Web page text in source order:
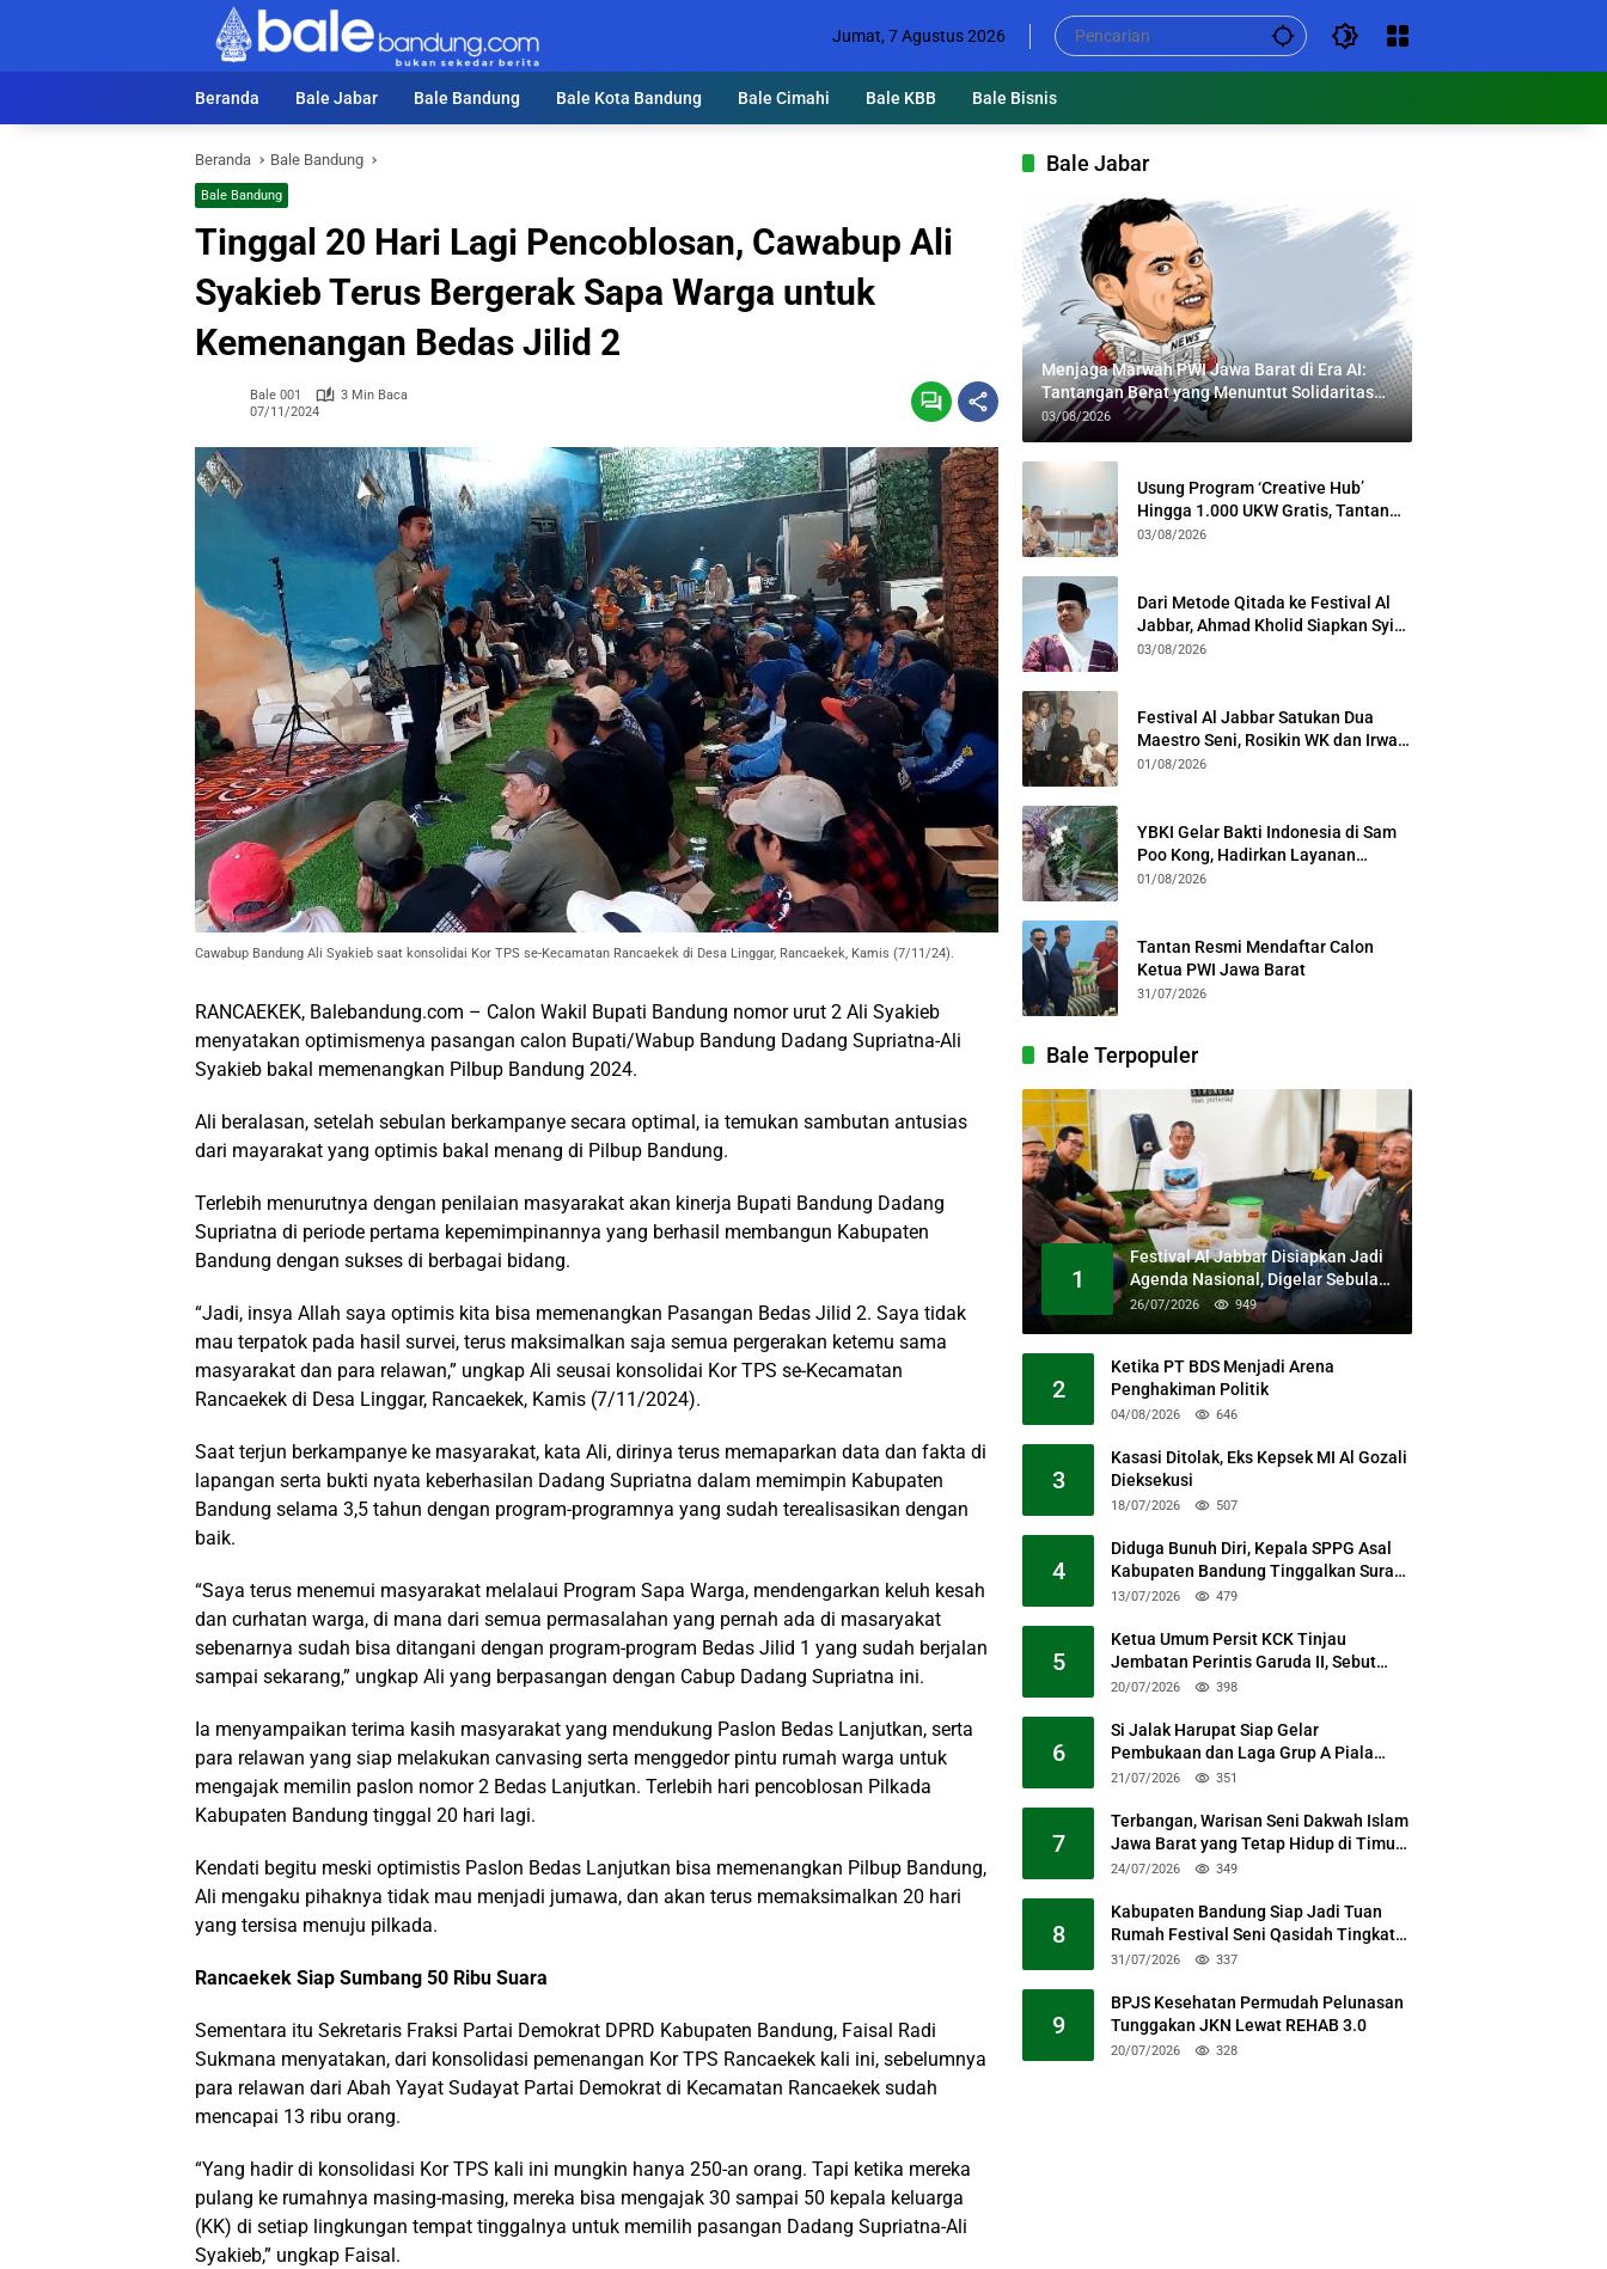
Jumat, 7 Agustus 2026
Beranda Bale Jabar Bale Bandung Bale Kota Bandung Bale Cimahi Bale KBB Bale Bisnis
Beranda Bale Bandung
Bale Bandung
Tinggal 20 Hari Lagi Pencoblosan, Cawabup Ali
Syakieb Terus Bergerak Sapa Warga untuk
Kemenangan Bedas Jilid 2
Bale 001
3 Min Baca
07/11/2024
Cawabup Bandung Ali Syakieb saat konsolidai Kor TPS se-Kecamatan Rancaekek di Desa Linggar, Rancaekek, Kamis (7/11/24).
RANCAEKEK, Balebandung.com – Calon Wakil Bupati Bandung nomor urut 2 Ali Syakieb
menyatakan optimismenya pasangan calon Bupati/Wabup Bandung Dadang Supriatna-Ali
Syakieb bakal memenangkan Pilbup Bandung 2024.
Ali beralasan, setelah sebulan berkampanye secara optimal, ia temukan sambutan antusias
dari mayarakat yang optimis bakal menang di Pilbup Bandung.
Terlebih menurutnya dengan penilaian masyarakat akan kinerja Bupati Bandung Dadang
Supriatna di periode pertama kepemimpinannya yang berhasil membangun Kabupaten
Bandung dengan sukses di berbagai bidang.
“Jadi, insya Allah saya optimis kita bisa memenangkan Pasangan Bedas Jilid 2. Saya tidak
mau terpatok pada hasil survei, terus maksimalkan saja semua pergerakan ketemu sama
masyarakat dan para relawan,” ungkap Ali seusai konsolidai Kor TPS se-Kecamatan
Rancaekek di Desa Linggar, Rancaekek, Kamis (7/11/2024).
Saat terjun berkampanye ke masyarakat, kata Ali, dirinya terus memaparkan data dan fakta di
lapangan serta bukti nyata keberhasilan Dadang Supriatna dalam memimpin Kabupaten
Bandung selama 3,5 tahun dengan program-programnya yang sudah terealisasikan dengan
baik.
“Saya terus menemui masyarakat melalaui Program Sapa Warga, mendengarkan keluh kesah
dan curhatan warga, di mana dari semua permasalahan yang pernah ada di masaryakat
sebenarnya sudah bisa ditangani dengan program-program Bedas Jilid 1 yang sudah berjalan
sampai sekarang,” ungkap Ali yang berpasangan dengan Cabup Dadang Supriatna ini.
Ia menyampaikan terima kasih masyarakat yang mendukung Paslon Bedas Lanjutkan, serta
para relawan yang siap melakukan canvasing serta menggedor pintu rumah warga untuk
mengajak memilin paslon nomor 2 Bedas Lanjutkan. Terlebih hari pencoblosan Pilkada
Kabupaten Bandung tinggal 20 hari lagi.
Kendati begitu meski optimistis Paslon Bedas Lanjutkan bisa memenangkan Pilbup Bandung,
Ali mengaku pihaknya tidak mau menjadi jumawa, dan akan terus memaksimalkan 20 hari
yang tersisa menuju pilkada.
Rancaekek Siap Sumbang 50 Ribu Suara
Sementara itu Sekretaris Fraksi Partai Demokrat DPRD Kabupaten Bandung, Faisal Radi
Sukmana menyatakan, dari konsolidasi pemenangan Kor TPS Rancaekek kali ini, sebelumnya
para relawan dari Abah Yayat Sudayat Partai Demokrat di Kecamatan Rancaekek sudah
mencapai 13 ribu orang.
“Yang hadir di konsolidasi Kor TPS kali ini mungkin hanya 250-an orang. Tapi ketika mereka
pulang ke rumahnya masing-masing, mereka bisa mengajak 30 sampai 50 kepala keluarga
(KK) di setiap lingkungan tempat tinggalnya untuk memilih pasangan Dadang Supriatna-Ali
Syakieb,” ungkap Faisal.
Bale Jabar
Menjaga Marwah PWI Jawa Barat di Era AI:
Tantangan Berat yang Menuntut Solidaritas
Lintas Generasi
03/08/2026
Usung Program ‘Creative Hub’
Hingga 1.000 UKW Gratis, Tantan
Sulthon Paparkan Visi PWI Jabar di
03/08/2026
Dari Metode Qitada ke Festival Al
Jabbar, Ahmad Kholid Siapkan Syiar
Al-Qur’an Lewat Nada
03/08/2026
Festival Al Jabbar Satukan Dua
Maestro Seni, Rosikin WK dan Irwan
Guntari Garap Pertunjukan Kolosal
01/08/2026
YBKI Gelar Bakti Indonesia di Sam
Poo Kong, Hadirkan Layanan
Kesehatan Gratis dan Dialog
01/08/2026
Tantan Resmi Mendaftar Calon
Ketua PWI Jawa Barat
31/07/2026
Bale Terpopuler
1
Festival Al Jabbar Disiapkan Jadi
Agenda Nasional, Digelar Sebulan
Penuh di Kawasan Masjid Raya Al
26/07/2026 949
2
Ketika PT BDS Menjadi Arena
Penghakiman Politik
04/08/2026 646
3
Kasasi Ditolak, Eks Kepsek MI Al Gozali
Dieksekusi
18/07/2026 507
4
Diduga Bunuh Diri, Kepala SPPG Asal
Kabupaten Bandung Tinggalkan Surat
Permohonan Maaf
13/07/2026 479
5
Ketua Umum Persit KCK Tinjau
Jembatan Perintis Garuda II, Sebut
Simbol Kebersamaan TNI dan Rakyat
20/07/2026 398
6
Si Jalak Harupat Siap Gelar
Pembukaan dan Laga Grup A Piala
Presiden 2026 Sabtu Mendatang
21/07/2026 351
7
Terbangan, Warisan Seni Dakwah Islam
Jawa Barat yang Tetap Hidup di Timur
Kabupaten Bandung
24/07/2026 349
8
Kabupaten Bandung Siap Jadi Tuan
Rumah Festival Seni Qasidah Tingkat
Nasional
31/07/2026 337
9
BPJS Kesehatan Permudah Pelunasan
Tunggakan JKN Lewat REHAB 3.0
20/07/2026 328